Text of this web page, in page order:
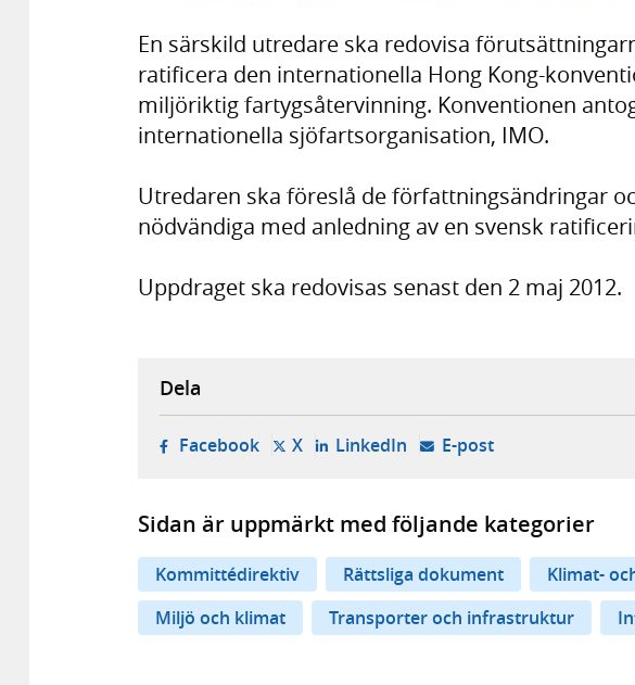
En särskild utredare ska redovisa
ratificera den internationella Hong Kong-
miljöriktig fartygsåtervinning. Konventionen
internationella sjöfartsorganisation, IMO.
Utredaren ska föreslå de författningsändringar
nödvändiga med anledning av en svensk
Uppdraget ska redovisas senast den 2 maj 2012.
Dela
Facebook- öppnas i ny flik, extern webbplats,
X- öppnas i ny flik, extern webbplats,
LinkedIn- öppnas i ny flik, extern
E-post- öppnar din e-
Sidan är uppmärkt med följande kategorier
Kommittédirektiv Rättsliga dokument
Klimat-
Miljö och klimat
Transporter och infrastruktur